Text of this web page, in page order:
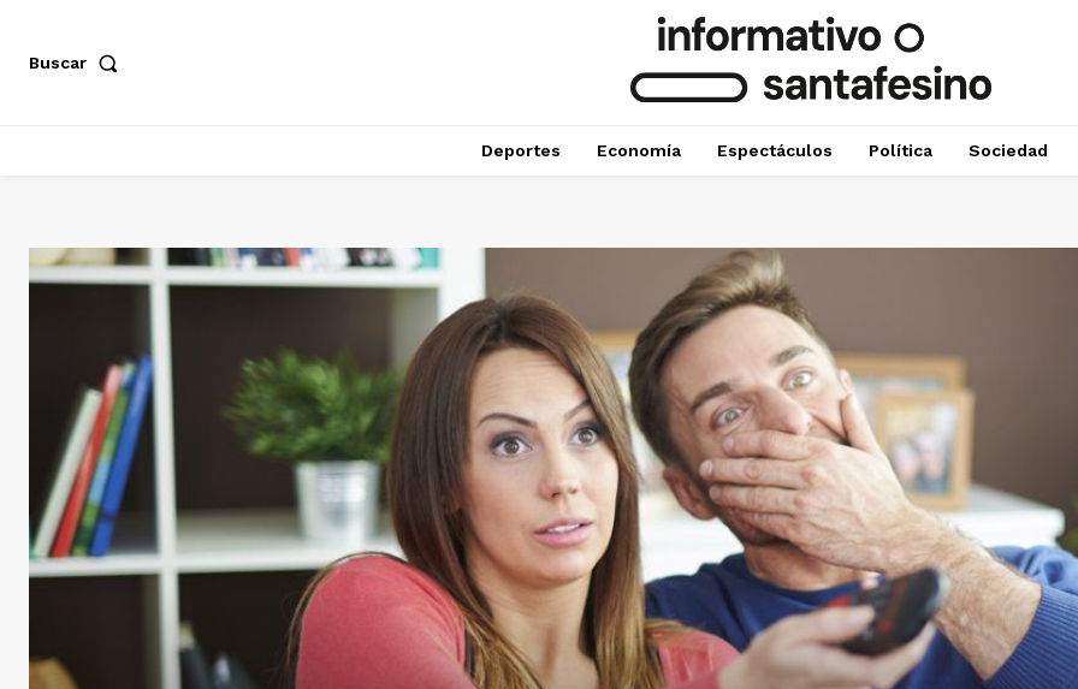
Buscar
Deportes Economía Espectáculos Política Sociedad